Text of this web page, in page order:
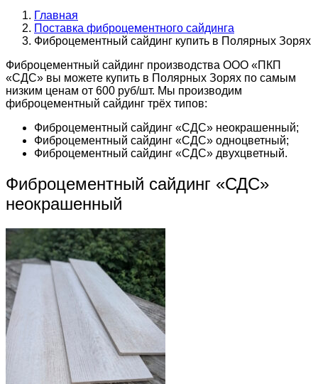
Главная
Поставка фиброцементного сайдинга
Фиброцементный сайдинг купить в Полярных Зорях
Фиброцементный сайдинг производства ООО «ПКП
«СДС» вы можете купить в Полярных Зорях по самым
низким ценам от 600 руб/шт. Мы производим
фиброцементный сайдинг трёх типов:
Фиброцементный сайдинг «СДС» неокрашенный;
Фиброцементный сайдинг «СДС» одноцветный;
Фиброцементный сайдинг «СДС» двухцветный.
Фиброцементный сайдинг «СДС»
неокрашенный